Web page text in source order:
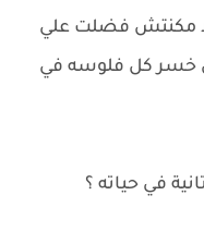
مكنتش فضلت علي
خسر كل فلوسه في
في حياته ؟